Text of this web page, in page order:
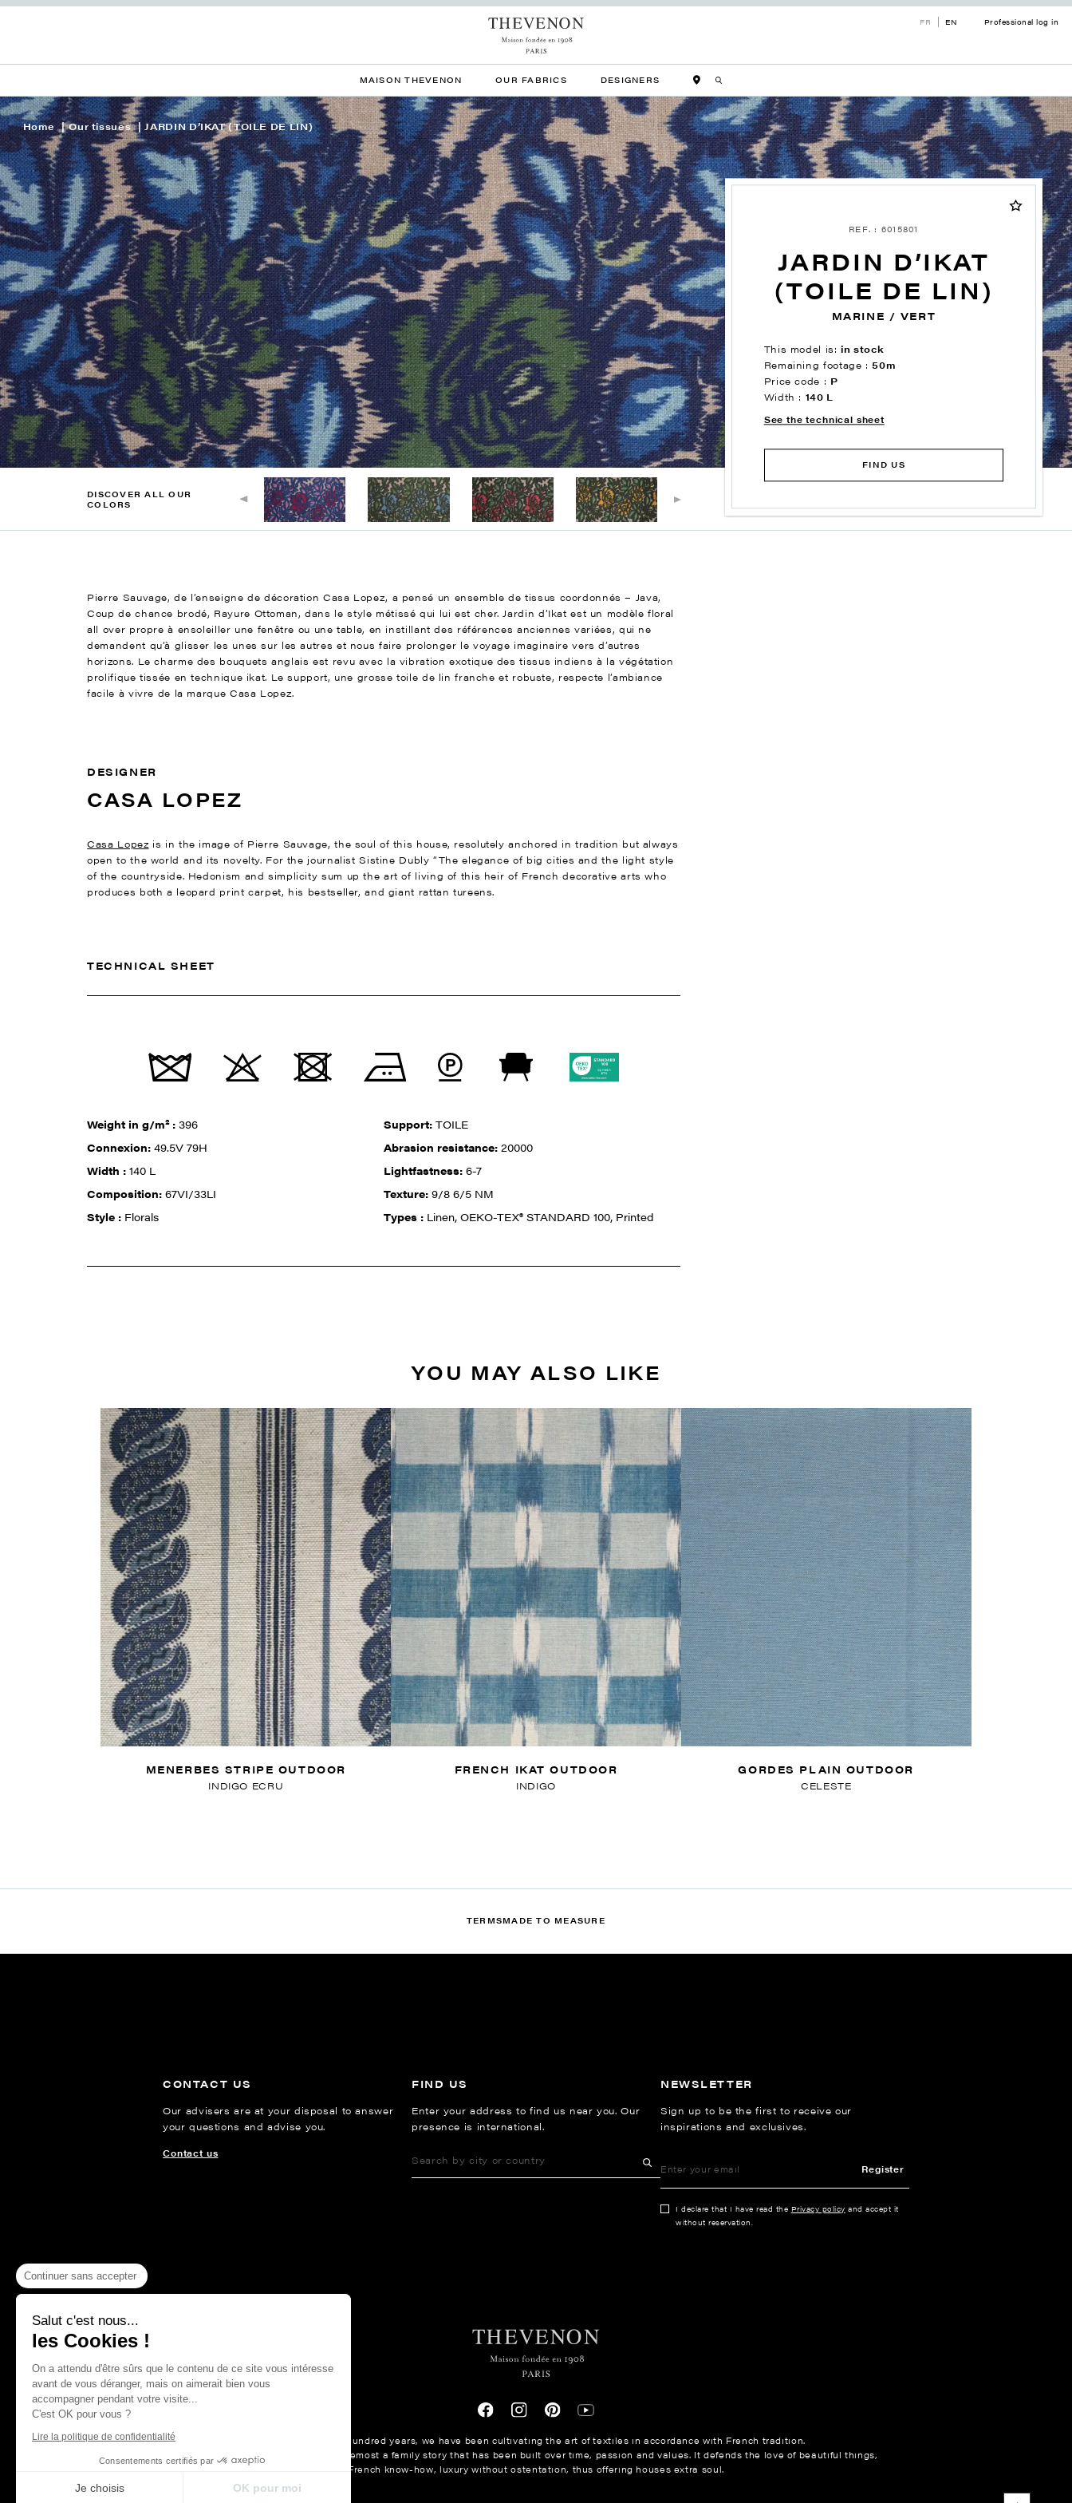
FR EN Professional log in
MAISON THEVENON OUR FABRICS DESIGNERS
Home Our tissues JARDIN D’IKAT (TOILE DE LIN)
REF. : 6015801
JARDIN D’IKAT
(TOILE DE LIN)
MARINE / VERT
This model is:in stock
Remaining footage :50m
Price code : P
Width : 140 L
See the technical sheet
FIND US
DISCOVER ALL OUR
COLORS
Pierre Sauvage, de l’enseigne de décoration Casa Lopez, a pensé un ensemble de tissus coordonnés – Java,
Coup de chance brodé, Rayure Ottoman, dans le style métissé qui lui est cher. Jardin d’Ikat est un modèle floral
all over propre à ensoleiller une fenêtre ou une table, en instillant des références anciennes variées, qui ne
demandent qu’à glisser les unes sur les autres et nous faire prolonger le voyage imaginaire vers d’autres
horizons. Le charme des bouquets anglais est revu avec la vibration exotique des tissus indiens à la végétation
prolifique tissée en technique ikat. Le support, une grosse toile de lin franche et robuste, respecte l’ambiance
facile à vivre de la marque Casa Lopez.
DESIGNER
CASA LOPEZ
Casa Lopez is in the image of Pierre Sauvage, the soul of this house, resolutely anchored in tradition but always
open to the world and its novelty. For the journalist Sistine Dubly “The elegance of big cities and the light style
of the countryside. Hedonism and simplicity sum up the art of living of this heir of French decorative arts who
produces both a leopard print carpet, his bestseller, and giant rattan tureens.
TECHNICAL SHEET
Weight in g/m² :396 Support:TOILE
Connexion:49.5V 79H Abrasion resistance:20000
Width :140 L Lightfastness:6-7
Composition:67VI/33LI Texture:9/8 6/5 NM
Style : Florals Types : Linen, OEKO-TEX® STANDARD 100, Printed
YOU MAY ALSO LIKE
MENERBES STRIPE OUTDOOR
INDIGO ECRU
FRENCH IKAT OUTDOOR
INDIGO
GORDES PLAIN OUTDOOR
CELESTE
TERMSMADE TO MEASURE
CONTACT US
Our advisers are at your disposal to answer
your questions and advise you.
Contact us
FIND US
Enter your address to find us near you. Our
presence is international.
NEWSLETTER
Sign up to be the first to receive our
inspirations and exclusives.
Register
I declare that I have read the Privacy policy and accept it
without reservation.
For more than a hundred years, we have been cultivating the art of textiles in accordance with French tradition.
Maison Thevenon is first and foremost a family story that has been built over time, passion and values. It defends the love of beautiful things,
French know-how, luxury without ostentation, thus offering houses extra soul.
Continuer sans accepter
Salut c'est nous...
les Cookies !
On a attendu d'être sûrs que le contenu de ce site vous intéresse
avant de vous déranger, mais on aimerait bien vous
accompagner pendant votre visite...
C'est OK pour vous ?
Lire la politique de confidentialité
Consentements certifiés par
Je choisis OK pour moi